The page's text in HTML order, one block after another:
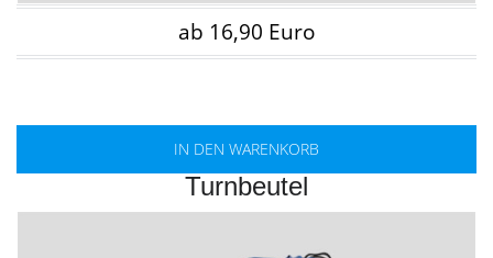
ab 16,90 Euro
IN DEN WARENKORB
Turnbeutel